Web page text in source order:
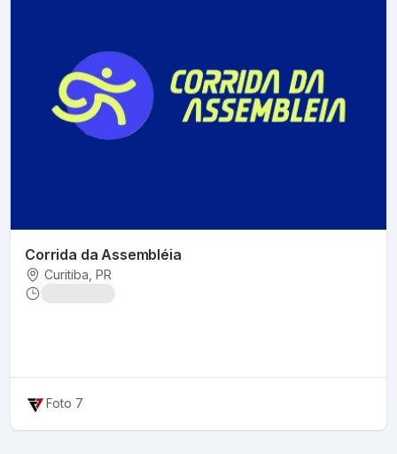
Corrida da Assembléia
Curitiba , PR
Foto 7